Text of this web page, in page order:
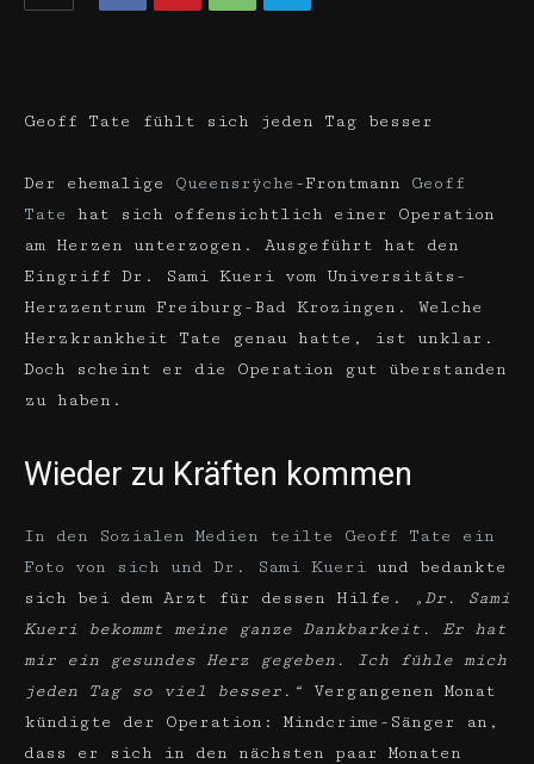
Geoff Tate fühlt sich jeden Tag besser
Der ehemalige Queensrÿche -Frontmann Geoff
Tate
hat sich offensichtlich einer Operation
am Herzen unterzogen. Ausgeführt hat den
Eingriff Dr. Sami Kueri vom Universitäts-
Herzzentrum Freiburg-Bad Krozingen. Welche
Herzkrankheit Tate genau hatte, ist unklar.
Doch scheint er die Operation gut überstanden
zu haben.
Wieder zu Kräften kommen
In den Sozialen Medien teilte Geoff Tate ein
Foto von sich und Dr. Sami Kueri und bedankte
sich bei dem Arzt für dessen Hilfe.
„Dr. Sami
Kueri bekommt meine ganze Dankbarkeit. Er hat
mir ein gesundes Herz gegeben. Ich fühle mich
jeden Tag so viel besser.“ Vergangenen Monat
kündigte der Operation: Mindcrime-Sänger an,
dass er sich in den nächsten paar Monaten